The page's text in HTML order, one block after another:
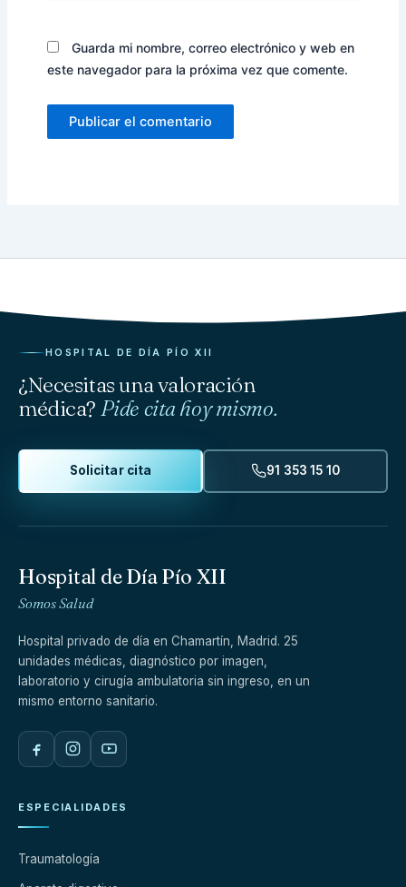
Guarda mi nombre, correo electrónico y web en
este navegador para la próxima vez que comente.
HOSPITAL DE DÍA PÍO XII
¿Necesitas una valoración
médica? Pide cita hoy mismo.
Solicitar cita 91 353 15 10
Hospital de Día Pío XII
Somos Salud
Hospital privado de día en Chamartín, Madrid. 25
unidades médicas, diagnóstico por imagen,
laboratorio y cirugía ambulatoria sin ingreso, en un
mismo entorno sanitario.
ESPECIALIDADES
Traumatología